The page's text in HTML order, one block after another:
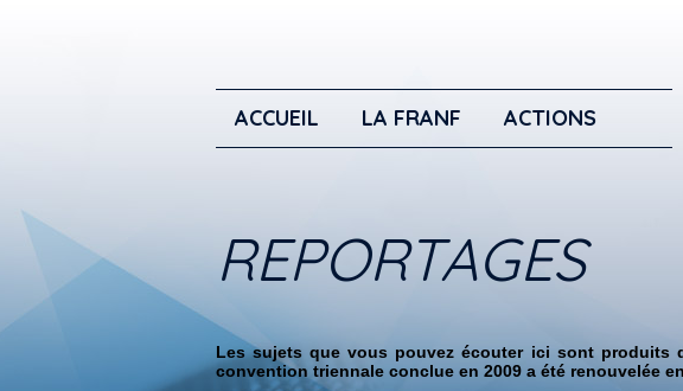
ACCUEIL LA FRANF ACTIONS
REPORTAGES
Les sujets que vous pouvez écouter ici sont produits
convention triennale conclue en 2009 a été renouvelée